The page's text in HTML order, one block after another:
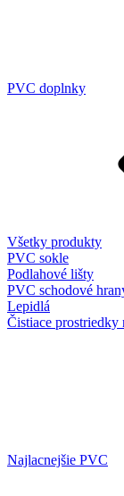
PVC doplnky
Všetky produkty
PVC sokle
Podlahové lišty
PVC schodové
Lepidlá
Čistiace prostriedky
Najlacnejšie PVC